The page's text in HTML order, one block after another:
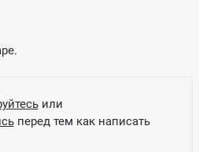
или
перед тем как написать